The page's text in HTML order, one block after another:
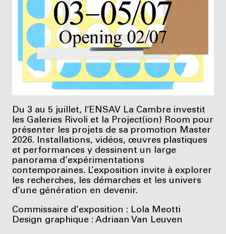
Du 3 au 5 juillet, l’ENSAV La Cambre investit
les Galeries Rivoli et la Project(ion) Room pour
présenter les projets de sa promotion Master
2026. Installations, vidéos, œuvres plastiques
et performances y dessinent un large
panorama d’expérimentations
contemporaines. L’exposition invite à explorer
les recherches, les démarches et les univers
d’une génération en devenir.
Commissaire d’exposition : Lola Meotti
Design graphique : Adriaan Van Leuven